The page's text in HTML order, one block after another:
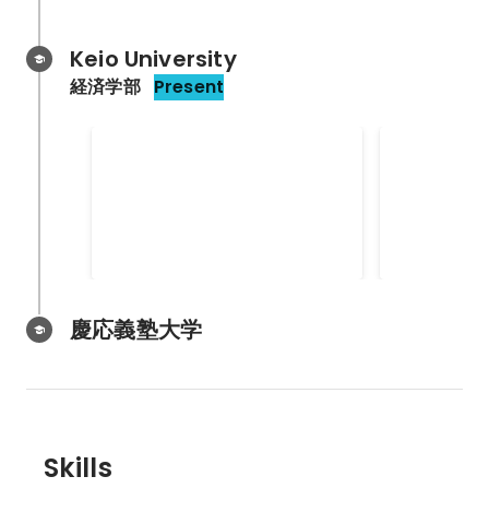
Keio University
経済学部 Present
慶応義塾大学
Skills